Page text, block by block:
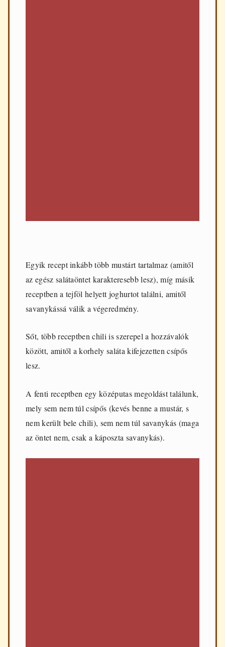
Egyik recept inkább több mustárt tartalmaz (amitől
az egész salátaöntet karakteresebb lesz), míg másik
receptben a tejföl helyett joghurtot találni, amitől
savanykássá válik a végeredmény.
Sőt, több receptben chili is szerepel a hozzávalók
között, amitől a korhely saláta kifejezetten csípős
lesz.
A fenti receptben egy középutas megoldást találunk,
mely sem nem túl csípős (kevés benne a mustár, s
nem került bele chili), sem nem túl savanykás (maga
az öntet nem, csak a káposzta savanykás).